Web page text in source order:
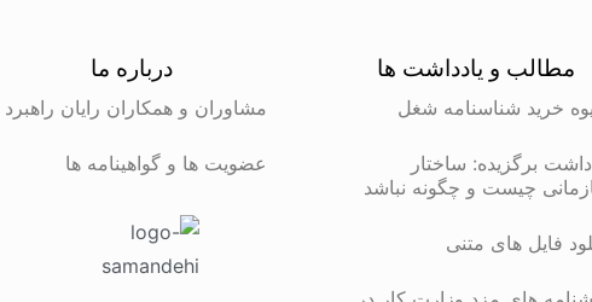
مطالب و یادداشت ها
خرید شناسنامه شغل
برگزیده: ساختار
چیست و چگونه نباشد
فایل های متنی
درباره ما
مشاوران و همکاران رایان راهبرد
عضویت ها و گواهینامه ها